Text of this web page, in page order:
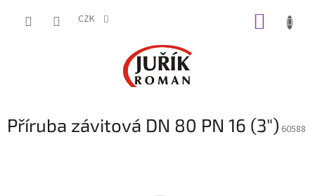
CZK
Příruba závitová DN 80 PN 16 (3") 60588